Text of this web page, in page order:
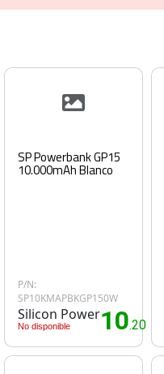
SP Powerbank GP15
10.000mAh Blanco
P/N:
SP10KMAPBKGP150W
Silicon Power
No disponible 10.20€